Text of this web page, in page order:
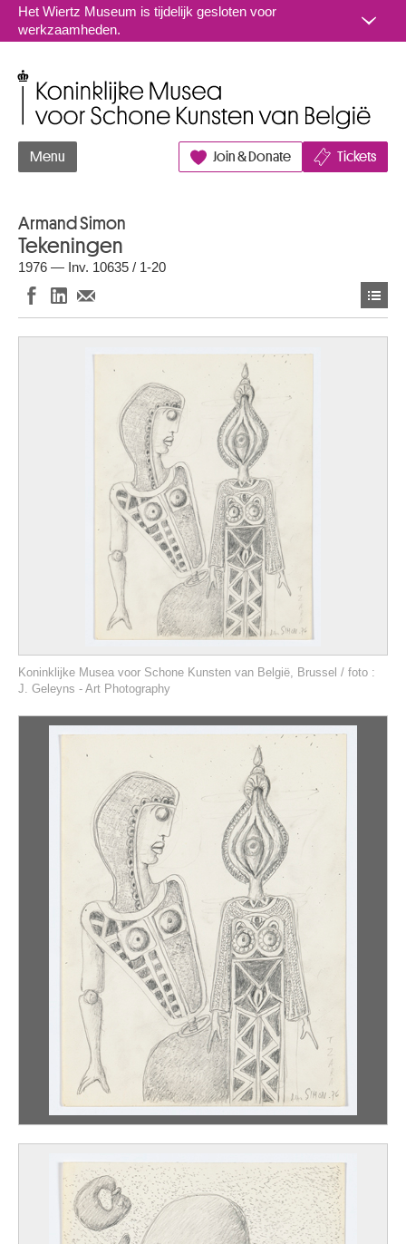
Naar inhoud
Het Wiertz Museum is tijdelijk gesloten voor
werkzaamheden.
Menu Join & Donate Tickets
Armand Simon
Tekeningen
1976 — Inv. 10635 / 1-20
Koninklijke Musea voor Schone Kunsten van België, Brussel / foto :
J. Geleyns - Art Photography